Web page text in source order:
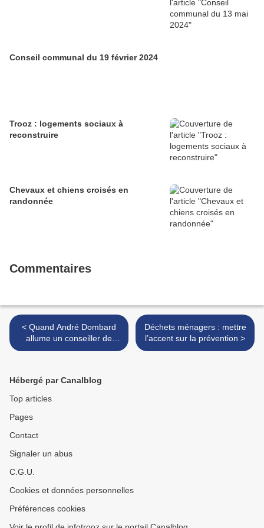
Conseil communal du 19 février 2024
Trooz : logements sociaux à
reconstruire
Chevaux et chiens croisés en
randonnée
Commentaires
< Quand André Dombard
allume un conseiller de
l'opposition...
Déchets ménagers : mettre
l’accent sur la prévention >
Hébergé par Canalblog
Top articles
Pages
Contact
Signaler un abus
C.G.U.
Cookies et données personnelles
Préférences cookies